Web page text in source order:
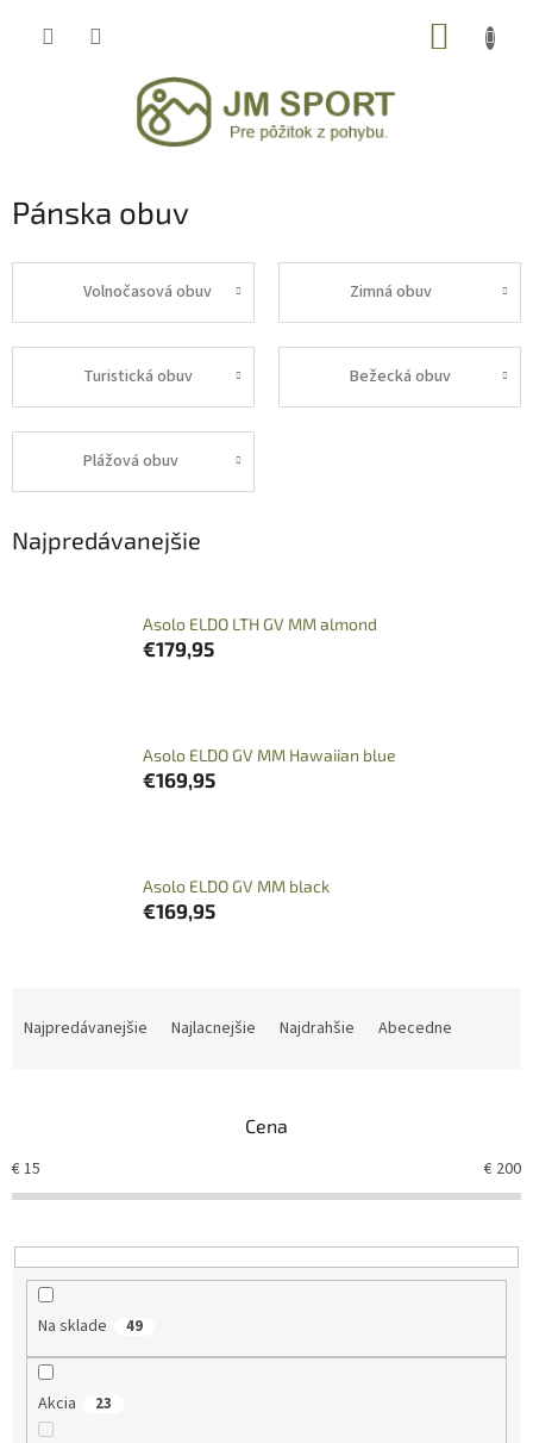
Pánska obuv
Volnočasová obuv Zimná obuv
Turistická obuv Bežecká obuv
Plážová obuv
Najpredávanejšie
Asolo ELDO LTH GV MM almond
€179,95
Asolo ELDO GV MM Hawaiian blue
€169,95
Asolo ELDO GV MM black
€169,95
e
p
r
d
Najpredávanejšie Najlacnejšie Najdrahšie Abecedne
Cena
€15 € 200
Na sklade 49
Akcia 23